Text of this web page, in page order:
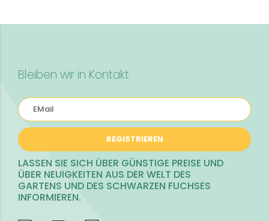
Bleiben wir in Kontakt
REGISTRIEREN
LASSEN SIE SICH ÜBER GÜNSTIGE PREISE UND
ÜBER NEUIGKEITEN AUS DER WELT DES
GARTENS UND DES SCHWARZEN FUCHSES
INFORMIEREN.